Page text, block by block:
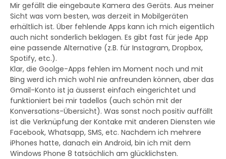
Mir gefällt die eingebaute Kamera des Geräts. Aus meiner
Sicht was vom besten, was derzeit in Mobilgeräten
erhältlich ist. Über fehlende Apps kann ich mich eigentlich
auch nicht sonderlich beklagen. Es gibt fast für jede App
eine passende Alternative (z.B. für Instagram, Dropbox,
Spotify, etc.).
Klar, die Goolge-Apps fehlen im Moment noch und mit
Bing werd ich mich wohl nie anfreunden können, aber das
Gmail-Konto ist ja äusserst einfach eingerichtet und
funktioniert bei mir tadellos (auch schön mit der
Konversations-Übersicht). Was sonst noch positiv auffällt
ist die Verknüpfung der Kontake mit anderen Diensten wie
Facebook, Whatsapp, SMS, etc. Nachdem ich mehrere
iPhones hatte, danach ein Android, bin ich mit dem
Windows Phone 8 tatsächlich am glücklichsten.